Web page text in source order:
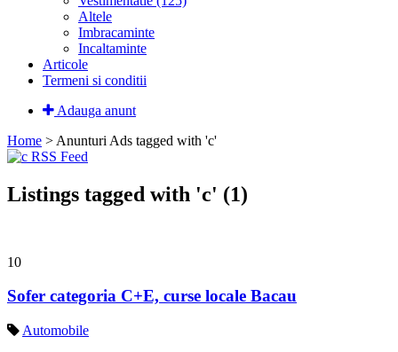
Altele
Imbracaminte
Incaltaminte
Articole
Termeni si conditii
Adauga anunt
Home > Anunturi Ads tagged with 'c'
Listings tagged with 'c' (1)
10
Sofer categoria C+E, curse locale Bacau
Automobile